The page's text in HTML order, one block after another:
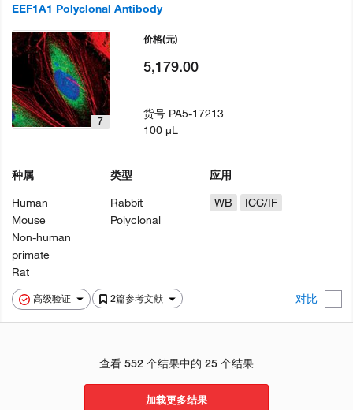
EEF1A1 Polyclonal Antibody
高级验证 2篇参考文献 对比
7
种属
Human
Mouse
Non-human
primate
Rat
类型
Rabbit
Polyclonal
应用
WB
ICC/IF
价格(元)
5,179.00
货号 PA5-17213
100 µL
查看 552 个结果中的 25 个结果
加载更多结果